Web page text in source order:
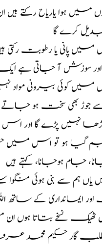
میں ہوا یاریاح رکتے
کرے گا
میں پانی یا رطوبت رکتی
اور سوزش آ جاتی ہے
میں کوئی بیرونی مواد
بھی سخت ہو جاتے ہیں
گڑھا نہیں پڑے گا اور
جم گیا ہو تو اس
جام ہوجانا، کہتے ہیں
یاں ہم سے بنی ہوئی منگوا
ایمانداری کے ساتھ
نسخے بتاتا ہوں
طلب گار حکیم محمد